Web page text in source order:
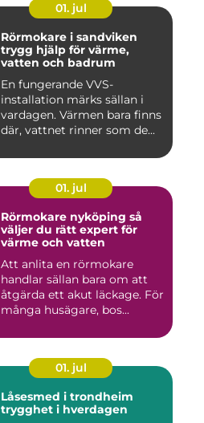
01. jul
Rörmokare i sandviken
trygg hjälp för värme,
vatten och badrum
En fungerande VVS-
installation märks sällan i
vardagen. Värmen bara finns
där, vattnet rinner som de...
01. jul
Rörmokare nyköping så
väljer du rätt expert för
värme och vatten
Att anlita en rörmokare
handlar sällan bara om att
åtgärda ett akut läckage. För
många husägare, bos...
01. jul
Låsesmed i trondheim
trygghet i hverdagen